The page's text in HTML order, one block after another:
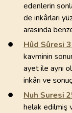
edenlerin
de inkârları
arasında
Hûd Sûresi
kavminin
ayet ile aynı
inkârı ve
Nuh Suresi
helak edilmiş